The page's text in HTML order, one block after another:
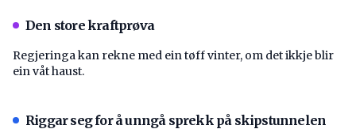
Den store kraftprøva
Regjeringa kan rekne med ein tøff vinter, om det ikkje blir
ein våt haust.
Riggar seg for å unngå sprekk på skipstunnelen